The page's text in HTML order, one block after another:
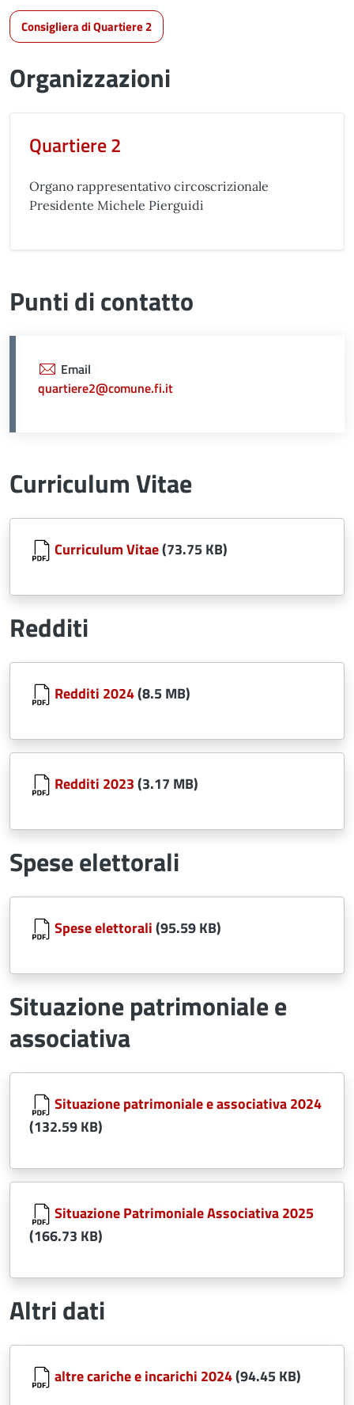
Consigliera di Quartiere 2
Organizzazioni
Quartiere 2
Organo rappresentativo circoscrizionale
Presidente Michele Pierguidi
Punti di contatto
Email
quartiere2@comune.fi.it
Curriculum Vitae
Document
Curriculum Vitae(73.75 KB)
Redditi
Document
Redditi 2024(8.5 MB)
Document
Redditi 2023(3.17 MB)
Spese elettorali
Document
Spese elettorali(95.59 KB)
Situazione patrimoniale e
associativa
Document
Situazione patrimoniale e associativa 2024
(132.59 KB)
Document
Situazione Patrimoniale Associativa 2025
(166.73 KB)
Altri dati
Document
altre cariche e incarichi 2024(94.45 KB)